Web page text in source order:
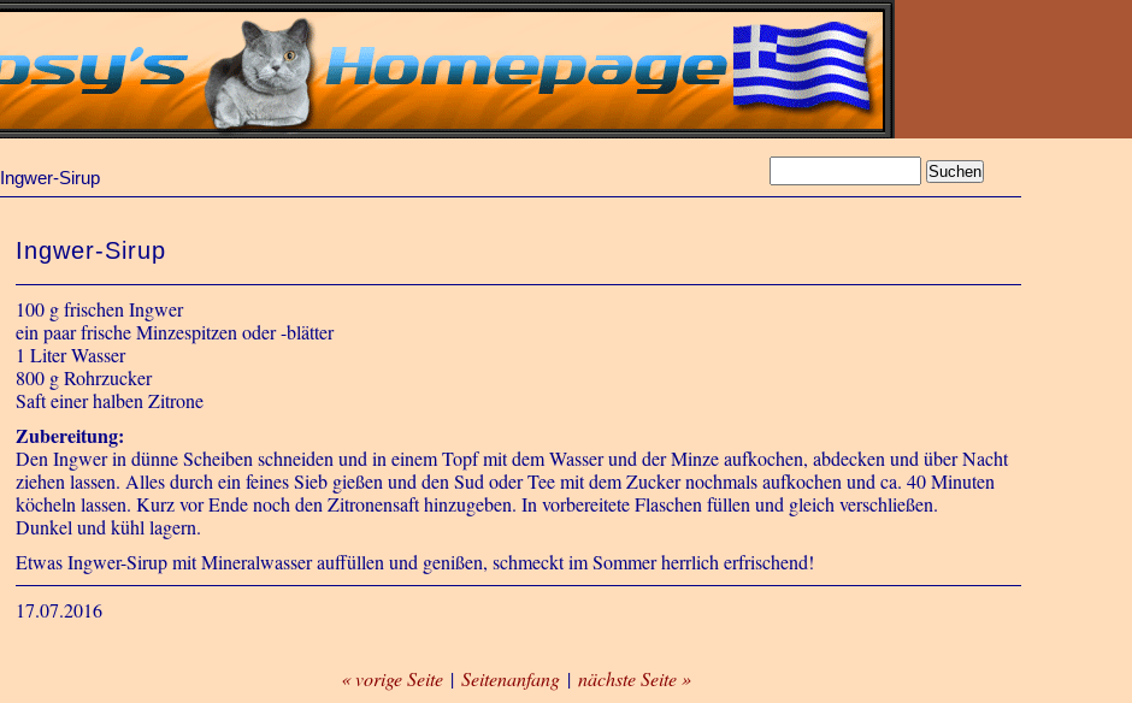
Ingwer-Sirup
Ingwer-Sirup
100 g frischen Ingwer
ein paar frische Minzespitzen oder -blätter
1 Liter Wasser
800 g Rohrzucker
Saft einer halben Zitrone
Zubereitung:
Den Ingwer in dünne Scheiben schneiden und in einem Topf mit dem Wasser und der Minze aufkochen, abdecken und über Nacht
ziehen lassen. Alles durch ein feines Sieb gießen und den Sud oder Tee mit dem Zucker nochmals aufkochen und ca. 40 Minuten
köcheln lassen. Kurz vor Ende noch den Zitronensaft hinzugeben. In vorbereitete Flaschen füllen und gleich verschließen.
Dunkel und kühl lagern.
Etwas Ingwer-Sirup mit Mineralwasser auffüllen und genißen, schmeckt im Sommer herrlich erfrischend!
17.07.2016
« vorige Seite | Seitenanfang | nächste Seite »